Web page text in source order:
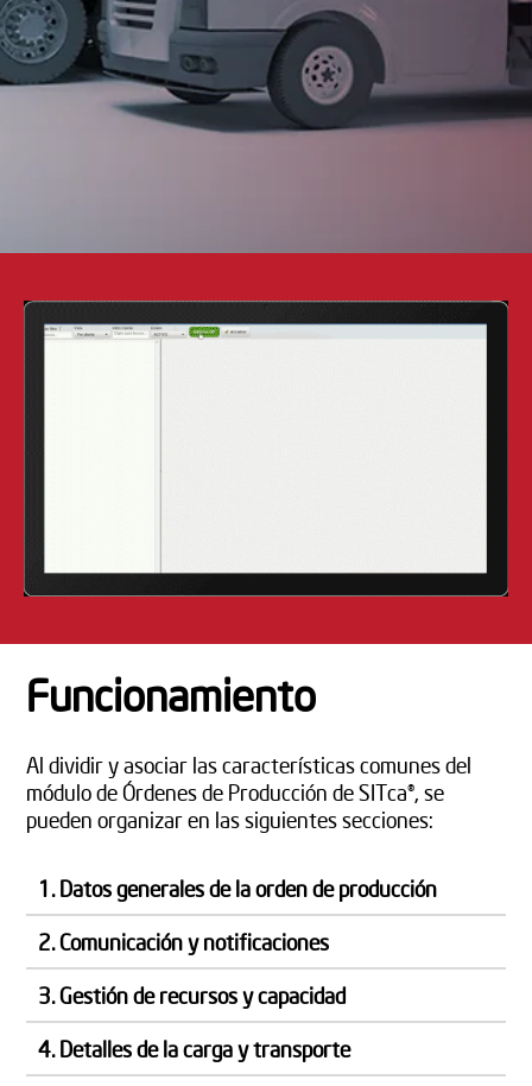
Funcionamiento
Al dividir y asociar las características comunes del
módulo de Órdenes de Producción de SITca®, se
pueden organizar en las siguientes secciones:
1. Datos generales de la orden de producción
2. Comunicación y notificaciones
3. Gestión de recursos y capacidad
4. Detalles de la carga y transporte